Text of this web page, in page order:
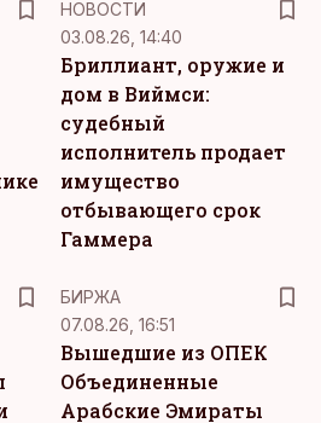
НОВОСТИ
03.08.26, 14:40
Бриллиант, оружие и
дом в Виймси:
судебный
исполнитель продает
имущество
отбывающего срок
Гаммера
БИРЖА
07.08.26, 16:51
Вышедшие из ОПЕК
Объединенные
Арабские Эмираты